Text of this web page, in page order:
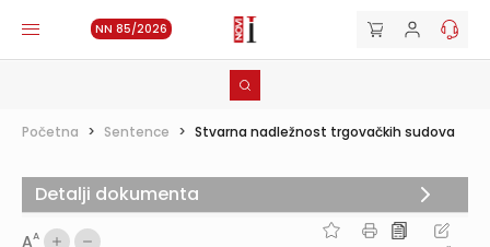
NN 85/2026
Početna > Sentence > Stvarna nadležnost trgovačkih sudova
AA
Detalji dokumenta